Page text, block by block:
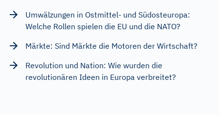
Umwälzungen in Ostmittel- und Südosteuropa:
Welche Rollen spielen die EU und die NATO?
Märkte: Sind Märkte die Motoren der Wirtschaft?
Revolution und Nation: Wie wurden die
revolutionären Ideen in Europa verbreitet?